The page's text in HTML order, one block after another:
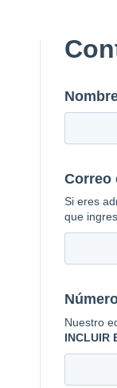
Correo
Si eres
que
Nuestro
INCLUIR